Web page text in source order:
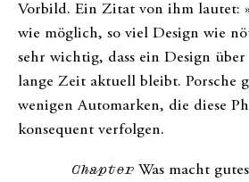
Vorbild. Ein Zitat von ihm lautet:
wie möglich, so viel Design wie
sehr wichtig, dass ein Design
lange Zeit aktuell bleibt. Porsche
wenigen Automarken, die diese
konsequent verfolgen.
Chapter Was macht